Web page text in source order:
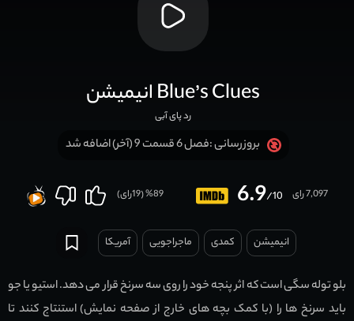
انیمیشن Blue’s Clues
رد پای آبی
بروزرسانی :فصل 6 قسمت 9 (آخر) اضافه شد
6.9/10 7,097 رای 89
% (
19رای)
انیمیشن کمدی ماجراجویی آمریکا
بلو توله سگی است که اثر پنجه خود را روی سه سرنخ قرار می دهد. استیو یا جو
باید سرنخ ها را (با کمک بچه های خارج از صفحه نمایش) استنتاج کنند تا